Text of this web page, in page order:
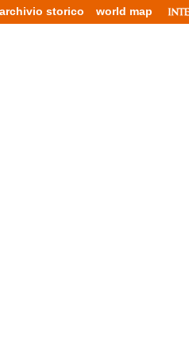
archivio storico world map